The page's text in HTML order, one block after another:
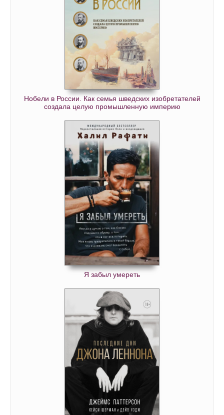
Нобели в России. Как семья шведских изобретателей
создала целую промышленную империю
Я забыл умереть